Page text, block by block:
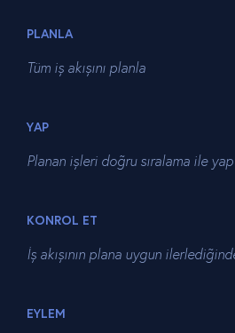
PLANLA
Tüm iş akışını planla
YAP
Planan işleri doğru sıralama ile yap
KONROL ET
İş akışının plana uygun
EYLEM